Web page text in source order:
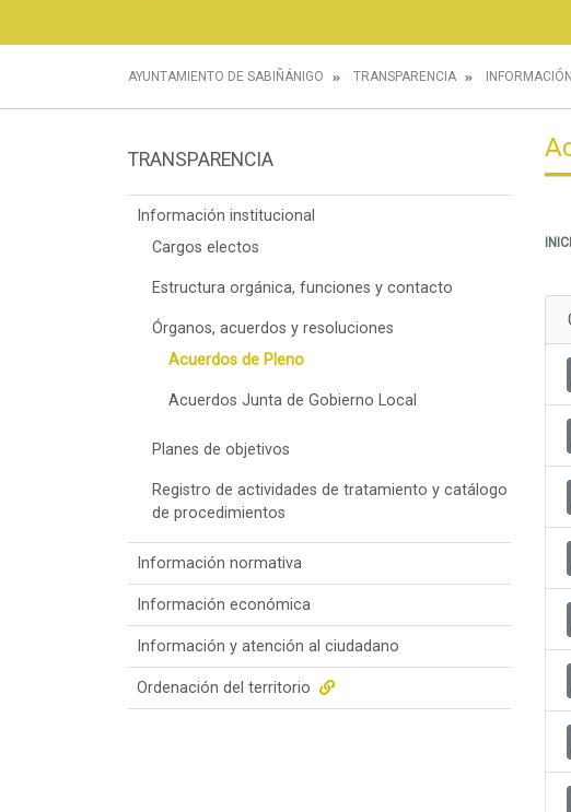
AYUNTAMIENTO DE SABIÑÁNIGO TRANSPARENCIA
TRANSPARENCIA
Información institucional
Cargos electos
Estructura orgánica, funciones y contacto
Órganos, acuerdos y resoluciones
Acuerdos de Pleno
Acuerdos Junta de Gobierno Local
Planes de objetivos
Registro de actividades de tratamiento y catálogo
de procedimientos
Información normativa
Información económica
Información y atención al ciudadano
Ordenación del territorio